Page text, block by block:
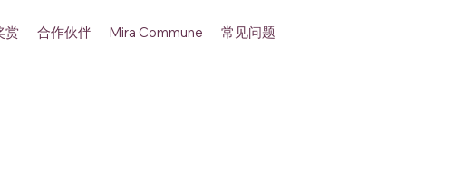
赏 合作伙伴 Mira Commune 常见问题